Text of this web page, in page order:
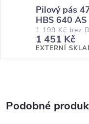
Pilový pás
HBS 640 AS
1 199 Kč bez
1 451 Kč
EXTERNÍ